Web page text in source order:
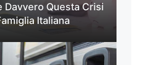
Davvero Questa Crisi
Italiana